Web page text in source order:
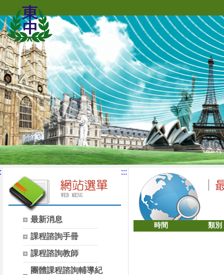
最新消息
課程諮詢手冊
課程諮詢教師
團體課程諮詢輔導紀
:::
時間 類別